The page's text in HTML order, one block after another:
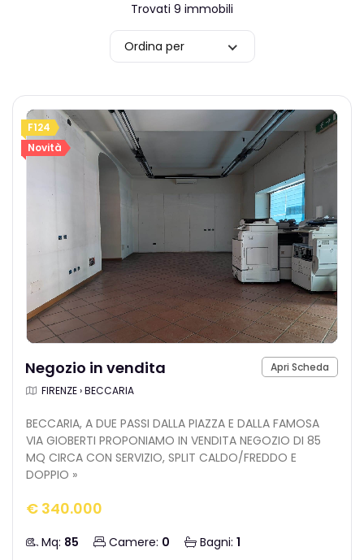
Trovati 9 immobili
Ordina per
F124
Novità
Apri Scheda
Negozio in vendita
FIRENZE › BECCARIA
BECCARIA, A DUE PASSI DALLA PIAZZA E DALLA FAMOSA
VIA GIOBERTI PROPONIAMO IN VENDITA NEGOZIO DI 85
MQ CIRCA CON SERVIZIO, SPLIT CALDO/FREDDO E
DOPPIO »
€ 340.000
Mq: 85 Camere: 0 Bagni: 1